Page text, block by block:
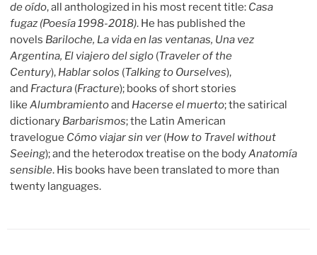
de oído, all anthologized in his most recent title: Casa
fugaz (Poesía 1998-2018). He has published the
novels Bariloche, La vida en las ventanas, Una vez
Argentina, El viajero del siglo (Traveler of the
Century), Hablar solos (Talking to Ourselves),
and Fractura (Fracture); books of short stories
likeAlumbramientoand Hacerse el muerto; the satirical
dictionary Barbarismos; the Latin American
travelogue Cómo viajar sin ver (How to Travel without
Seeing); and the heterodox treatise on the bodyAnatomía
sensible. His books have been translated to more than
twenty languages.